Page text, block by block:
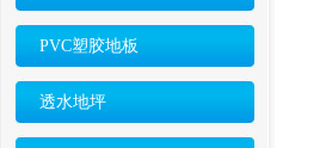
PVC塑胶地板
透水地坪